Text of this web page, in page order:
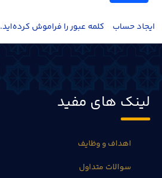
ايجاد حساب کلمه عبور را فراموش کرده‌اید.
لینک های مفید
اهداف و وظایف
سوالات متداول